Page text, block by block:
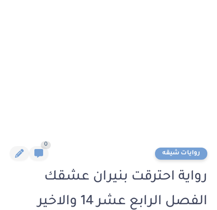
روايات شيقه
0
رواية احترقت بنيران عشقك
الفصل الرابع عشر 14 والاخير